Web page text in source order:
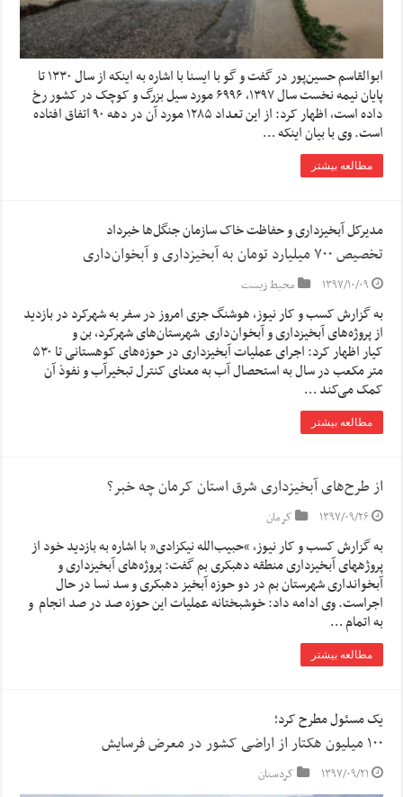
ابوالقاسم حسین‌پور در گفت و گو با ایسنا با اشاره به اینکه از سال ۱۳۳۰ تا
پایان نیمه نخست سال ۱۳۹۷، ۶۹۹۶ مورد سیل بزرگ و کوچک در کشور رخ
داده است، اظهار کرد: از این تعداد ۱۲۸۵ مورد آن در دهه ۹۰ اتفاق افتاده
است. وی با بیان اینکه …
مطالعه بیشتر
مدیرکل آبخیزداری و حفاظت خاک سازمان جنگل‌ها خبرداد
تخصیص ۷۰۰ میلیارد تومان به آبخیزداری و آبخوان‌داری
۱۳۹۷/۱۰/۰۹ محیط زیست
به گزارش کسب و کار نیوز، هوشنگ جزی امروز در سفر به شهرکرد در بازدید
از پروژه‌های آبخیزداری و آبخوان‌داری شهرستان‌های شهرکرد، بن و
کیار اظهار کرد: اجرای عملیات آبخیزداری در حوزه‌های کوهستانی تا ۵۳۰
متر مکعب در سال به استحصال آب به معنای کنترل تبخیرآب و نفوذ آن
کمک می‌کند …
مطالعه بیشتر
از طرح‌های آبخیزداری شرق استان کرمان چه خبر؟
۱۳۹۷/۰۹/۲۶ کرمان
به گزارش کسب و کار نیوز، “حبیب‌الله نیکزادی” با اشاره به بازدید خود از
پروژههای آبخیزداری منطقه دهبکری بم گفت: پروژه‌های آبخیزداری و
آبخوانداری شهرستان بم در دو حوزه آبخیز دهبکری و سد نسا در حال
اجراست. وی ادامه داد: خوشبختانه عملیات این حوزه صد در صد انجام و
به اتمام …
مطالعه بیشتر
یک مسئول مطرح کرد؛
۱۰۰ میلیون هکتار از اراضی کشور در معرض فرسایش
۱۳۹۷/۰۹/۲۱ کردستان